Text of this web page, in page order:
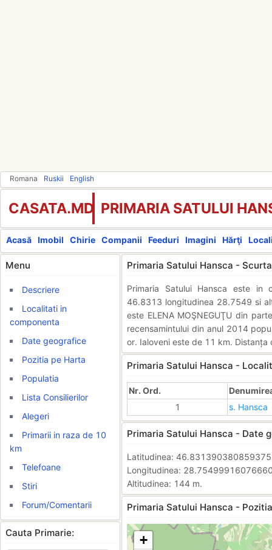
Romana Ruskii English
CASATA.MD PRIMARIA SATULUI
Acasă Imobil Chirie Companii Feeduri Imagini Hărţi
Menu
Descriere
Localitati in
componenta
Date geografice
Pozitia pe Harta
Populatia
Lista Consilierilor
Alegeri
Primarii in raza de 10
km
Telefoane
Stiri
Forum/Comentarii
Cauta Primarie:
Primaria Satului Hansca -
Primaria Satului Hansca este in
46.8313 longitudinea 28.7549 si
este ELENA MOŞNEGUŢU din
recensamintului din anul 2014
or. Ialoveni este de 11 km.
Primaria Satului Hansca -
Nr. Ord.
1
s. Hansca
Primaria Satului Hansca - Date
Latitudinea:
Longitudinea:
Altitudinea: 144 m.
Primaria Satului Hansca -
+